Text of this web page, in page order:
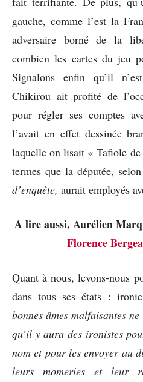
gauche, comme l’est la
adversaire borné de la
combien les cartes du jeu
Signalons enfin qu’il
Chikirou ait profité de
pour régler ses comptes
l’avait en effet dessinée
laquelle on lisait « Tafiole
termes que la députée,
d’enquête, aurait employés
A lire aussi, Aurélien
Florence
Quant à nous, levons-nous
dans tous ses états :
bonnes âmes malfaisantes
qu’il y aura des ironistes
nom et pour les envoyer au
leurs momeries et leur